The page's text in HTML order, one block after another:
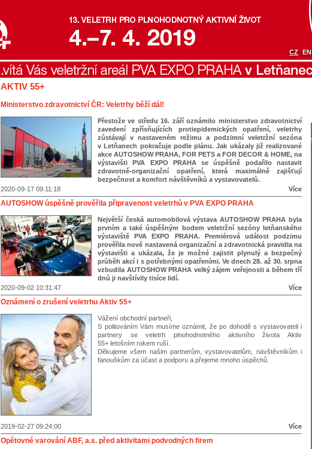
CZ EN
AKTIV 55+
Ministerstvo zdravotnictví ČR: Veletrhy běží dál!
Přestože ve středu 16. září oznámilo ministerstvo zdravotnictví
zavedení zpřísňujících protiepidemických opatření, veletrhy
zůstávají v nastaveném režimu a podzimní veletržní sezóna
v Letňanech pokračuje podle plánu. Jak ukázaly již realizované
akce AUTOSHOW PRAHA, FOR PETS a FOR DECOR & HOME, na
výstavišti PVA EXPO PRAHA se úspěšně podařilo nastavit
zdravotně-organizační opatření, která maximálně zajišťují
bezpečnost a komfort návštěvníků a vystavovatelů.
2020-09-17 09:11:18
Více
AUTOSHOW úspěšně prověřila připravenost veletrhů v PVA EXPO PRAHA
Největší česká automobilová výstava AUTOSHOW PRAHA byla
prvním a také úspěšným bodem veletržní sezóny letňanského
výstaviště PVA EXPO PRAHA. Premiérová událost podzimu
prověřila nově nastavená organizační a zdravotnická pravidla na
výstavišti a ukázala, že je možné zajistit plynulý a bezpečný
průběh akcí i s potřebnými opatřeními. Ve dnech 28. až 30. srpna
vzbudila AUTOSHOW PRAHA velký zájem veřejnosti a během tří
dnů ji navštívily tisíce lidí.
2020-09-02 10:31:47
Více
Oznámení o zrušení veletrhu Aktiv 55+
Vážení obchodní partneři,
S politováním Vám musíme oznámit, že po dohodě s vystavovateli i
partnery se veletrh plnohodnotného aktivního života Aktiv
55+ letošním rokem ruší.
Děkujeme všem našim partnerům, vystavovatelům, návštěvníkům i
fanouškům za účast a podporu a přejeme mnoho úspěchů.
2019-02-27 09:24:00 Více
Opětovné varování ABF, a.s. před aktivitami podvodných firem